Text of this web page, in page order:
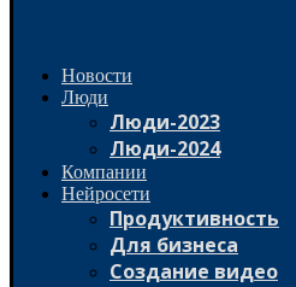
Новости
Люди
Люди-2023
Люди-2024
Компании
Нейросети
Продуктивность
Для бизнеса
Создание видео